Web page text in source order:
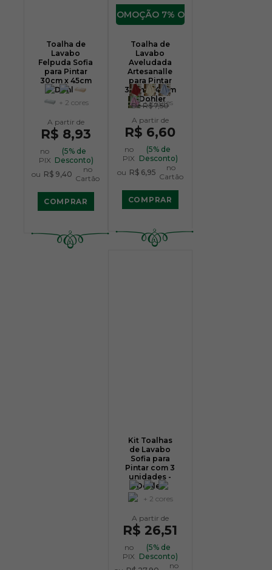
Toalha de
Lavabo
Felpuda Sofia
para Pintar
30cm x 45cm
- Dohler
+ 2 cores
R$ 8,93
no
PIX
(5% de
Desconto)
ou R$ 9,40
no
Cartão
COMPRAR
7% OFF
Toalha de
Lavabo
Aveludada
Artesanalle
para Pintar
30cm x 45cm
- Dohler
+ 9 cores
DeR$ 7,50
R$ 6,60
no
PIX
(5% de
Desconto)
ou R$ 6,95
no
Cartão
COMPRAR
Kit Toalhas
de Lavabo
Sofia para
Pintar com 3
unidades -
Dohler
+ 2 cores
R$ 26,51
no
PIX
(5% de
Desconto)
no